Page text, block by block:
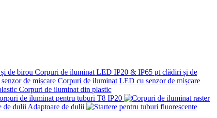
Corpuri de iluminat LED IP20 & IP65 pt clădiri și de
Corpuri de iluminat LED cu senzor de mișcare
Corpuri de iluminat din plastic
de iluminat pentru tuburi T8 IP20
Adaptoare de dulii